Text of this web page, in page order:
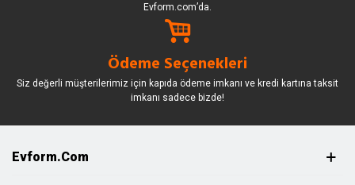
Evform.com’da.
Ödeme Seçenekleri
Siz değerli müşterilerimiz için kapıda ödeme imkanı ve kredi kartına taksit
imkanı sadece bizde!
Evform.com